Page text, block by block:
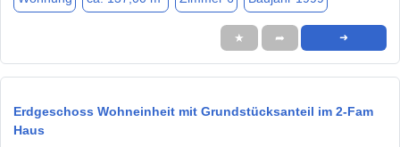
★ ➦ ➜
Erdgeschoss Wohneinheit mit Grundstücksanteil im 2-Fam
Haus